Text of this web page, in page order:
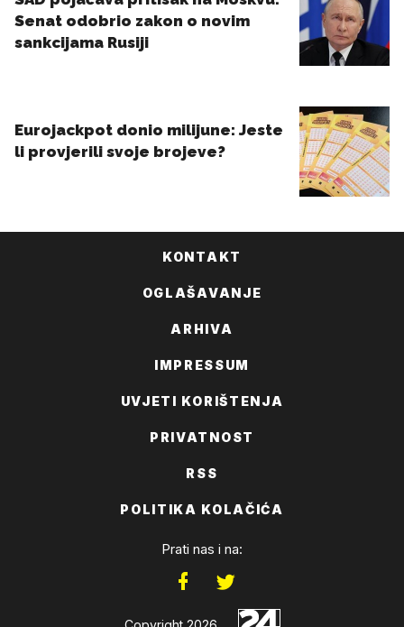
KONTAKT
OGLAŠAVANJE
ARHIVA
IMPRESSUM
UVJETI KORIŠTENJA
PRIVATNOST
RSS
POLITIKA KOLAČIĆA
Prati nas i na: